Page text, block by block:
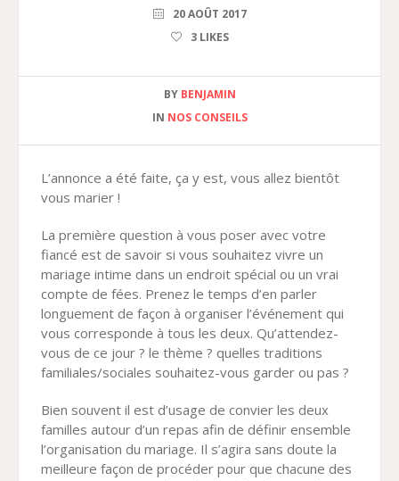
20 AOÛT 2017
3 LIKES
BY BENJAMIN
IN NOS CONSEILS
L’annonce a été faite, ça y est, vous allez bientôt
vous marier !
La première question à vous poser avec votre
fiancé est de savoir si vous souhaitez vivre un
mariage intime dans un endroit spécial ou un vrai
compte de fées. Prenez le temps d’en parler
longuement de façon à organiser l’événement qui
vous corresponde à tous les deux. Qu’attendez-
vous de ce jour ? le thème ? quelles traditions
familiales/sociales souhaitez-vous garder ou pas ?
Bien souvent il est d’usage de convier les deux
familles autour d’un repas afin de définir ensemble
l’organisation du mariage. Il s’agira sans doute la
meilleure façon de procéder pour que chacune des